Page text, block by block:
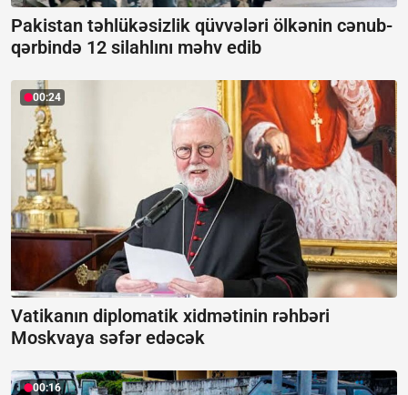
Pakistan təhlükəsizlik qüvvələri ölkənin cənub-
qərbində 12 silahlını məhv edib
00:24
Vatikanın diplomatik xidmətinin rəhbəri
Moskvaya səfər edəcək
00:16